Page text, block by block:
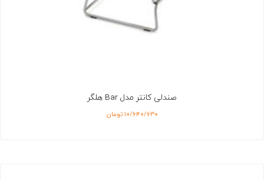
صندلی کانتر مدل Bar هلگر
۱۰/۶۴۰/۶۳۰ تومان